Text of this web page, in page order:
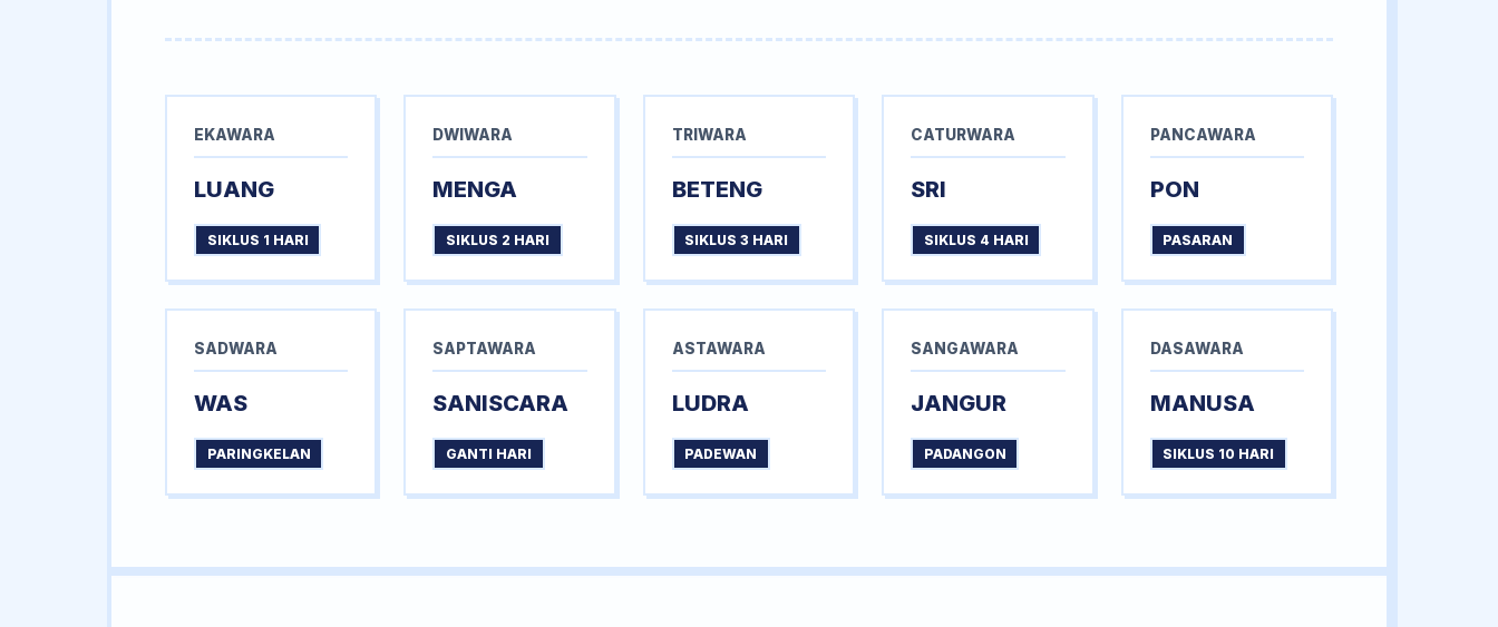
EKAWARA
LUANG
SIKLUS 1 HARI
DWIWARA
MENGA
SIKLUS 2 HARI
TRIWARA
BETENG
SIKLUS 3 HARI
CATURWARA
SRI
SIKLUS 4 HARI
PANCAWARA
PON
PASARAN
SADWARA
WAS
PARINGKELAN
SAPTAWARA
SANISCARA
GANTI HARI
ASTAWARA
LUDRA
PADEWAN
SANGAWARA
JANGUR
PADANGON
DASAWARA
MANUSA
SIKLUS 10 HARI